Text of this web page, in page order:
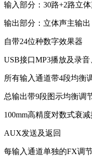
输入部分：30路+2路立
输出部分：立体声主输
自带24位种数字效果器
USB接口MP3播放及录
所有输入通道带4段均衡
总输出带9段图示均衡调
100mm高精度对数式衰
AUX发送及返回
每输入通道单独的FX调